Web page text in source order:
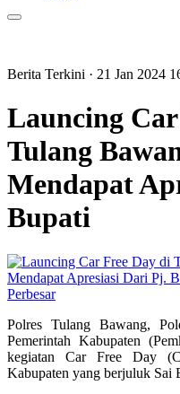
Berita Terkini · 21 Jan 2024
Launcing
Tulang
Mendapat
Bupati
Perbesar
Polres Tulang Bawang,
Pemerintah Kabupaten
kegiatan Car Free Day
Kabupaten yang berjuluk Sai